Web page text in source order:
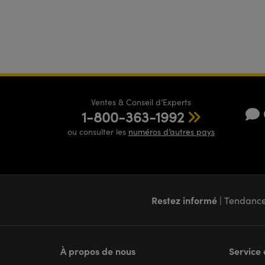
Ventes & Conseil d’Experts
1-800-363-1992
ou consulter les numéros d’autres pays
Restez informé |
À propos de nous Service